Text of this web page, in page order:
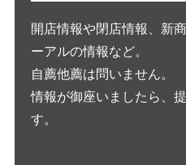
開店情報や閉店情報、新
ーアルの情報など。
自薦他薦は問いません。
情報が御座いましたら、
す。